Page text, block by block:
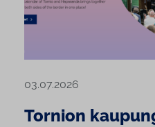
03.07.2026
Tornion